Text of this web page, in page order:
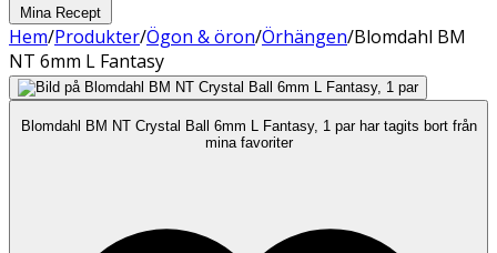
Mina Recept
Hem/Produkter/Ögon & öron/Örhängen/Blomdahl BM
NT 6mm L Fantasy
Blomdahl BM NT Crystal Ball 6mm L Fantasy, 1 par har tagits bort från
mina favoriter